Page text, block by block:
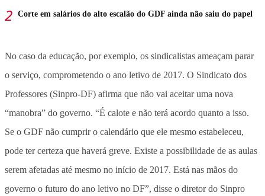
Corte em salários do alto escalão do GDF ainda não saiu do papel
No caso da educação, por exemplo, os sindicalistas ameaçam parar
o serviço, comprometendo o ano letivo de 2017. O Sindicato dos
Professores (Sinpro-DF) afirma que não vai aceitar uma nova
“manobra” do governo. “É calote e não terá acordo quanto a isso.
Se o GDF não cumprir o calendário que ele mesmo estabeleceu,
pode ter certeza que haverá greve. Existe a possibilidade de as aulas
serem afetadas até mesmo no início de 2017. Está nas mãos do
governo o futuro do ano letivo no DF”, disse o diretor do Sinpro